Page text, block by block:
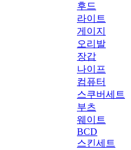
후드
라이트
게이지
오리발
장갑
나이프
컴퓨터
스쿠버세트
부츠
웨이트
BCD
스킨세트